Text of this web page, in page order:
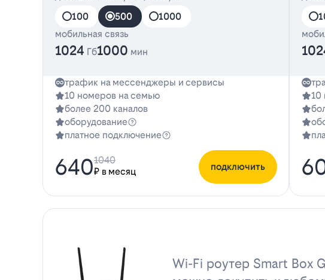
100
500
1000
мобильная связь
1024 Гб1000 мин
трафик на мессенджеры и сервисы
10 номеров на семью
более 200 каналов
оборудование
платное подключение
640₽ в месяц
1040
подключить
10
Wi-Fi роутер Smart Box